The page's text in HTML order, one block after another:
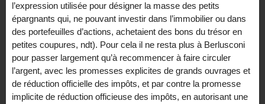
l’expression utilisée pour désigner la masse des petits
épargnants qui, ne pouvant investir dans l’immobilier ou dans
des portefeuilles d’actions, achetaient des bons du trésor en
petites coupures, ndt). Pour cela il ne resta plus à Berlusconi
pour passer largement qu’à recommencer à faire circuler
l’argent, avec les promesses explicites de grands ouvrages et
de réduction officielle des impôts, et par contre la promesse
implicite de réduction officieuse des impôts, en autorisant une